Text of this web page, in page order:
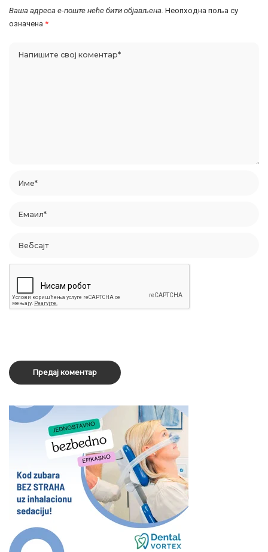
Ваша адреса е-поште неће бити објављена. Неопходна поља су
означена *